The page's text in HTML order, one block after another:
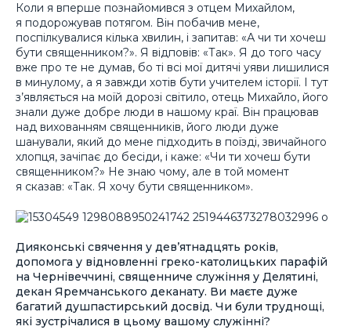
Коли я вперше познайомився з отцем Михайлом,
я подорожував потягом. Він побачив мене,
поспілкувалися кілька хвилин, і запитав: «А чи ти хочеш
бути священником?». Я відповів: «Так». Я до того часу
вже про те не думав, бо ті всі мої дитячі уяви лишилися
в минулому, а я завжди хотів бути учителем історії. І тут
з’являється на моїй дорозі світило, отець Михайло, його
знали дуже добре люди в нашому краї. Він працював
над вихованням священників, його люди дуже
шанували, який до мене підходить в поїзді, звичайного
хлопця, зачіпає до бесіди, і каже: «Чи ти хочеш бути
священником?» Не знаю чому, але в той момент
я сказав: «Так. Я хочу бути священником».
Дияконські свячення у дев’ятнадцять років,
допомога у відновленні греко-католицьких парафій
на Чернівеччині, священниче служіння у Делятині,
декан Яремчанського деканату. Ви маєте дуже
багатий душпастирський досвід. Чи були труднощі,
які зустрічалися в цьому вашому служінні?